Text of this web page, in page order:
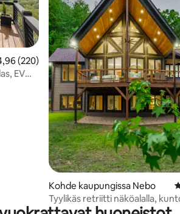
arvio 4,96/5, 220 arvostelua
(220)
EV
Kohde kaupungissa Nebo
Tyylikäs retriitti näköalalla,
erinomaisella sijainnilla!